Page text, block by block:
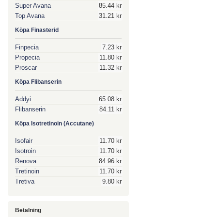
Super Avana
85.44 kr
Top Avana
31.21 kr
Köpa Finasterid
Finpecia
7.23 kr
Propecia
11.80 kr
Proscar
11.32 kr
Köpa Flibanserin
Addyi
65.08 kr
Flibanserin
84.11 kr
Köpa Isotretinoin (Accutane)
Isofair
11.70 kr
Isotroin
11.70 kr
Renova
84.96 kr
Tretinoin
11.70 kr
Tretiva
9.80 kr
Betalning